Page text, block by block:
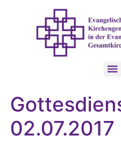
02.07.2017